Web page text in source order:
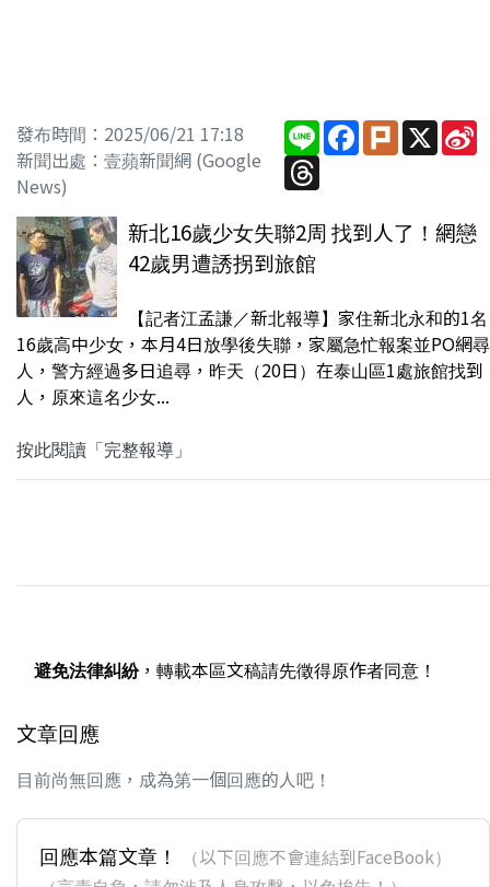
發布時間：2025/06/21 17:18
新聞出處：壹蘋新聞網 (Google
News)
LineFacebook
PlurkX
Threads
新北16歲少女失聯2周 找到人了！網戀
42歲男遭誘拐到旅館
【記者江孟謙／新北報導】家住新北永和的1名
16歲高中少女，本月4日放學後失聯，家屬急忙報案並PO網尋
人，警方經過多日追尋，昨天（20日）在泰山區1處旅館找到
人，原來這名少女...
按此閱讀「完整報導」
避免法律糾紛，轉載本區文稿請先徵得原作者同意！
文章回應
目前尚無回應，成為第一個回應的人吧！
回應本篇文章！
（以下回應不會連結到FaceBook）